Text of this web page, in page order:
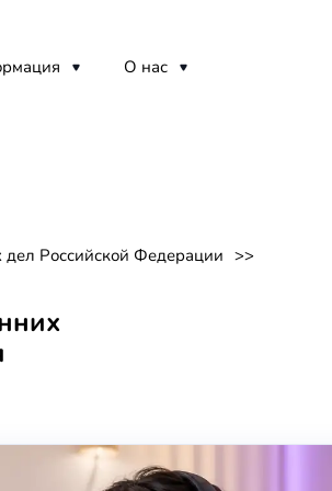
О нас
дел Российской Федерации